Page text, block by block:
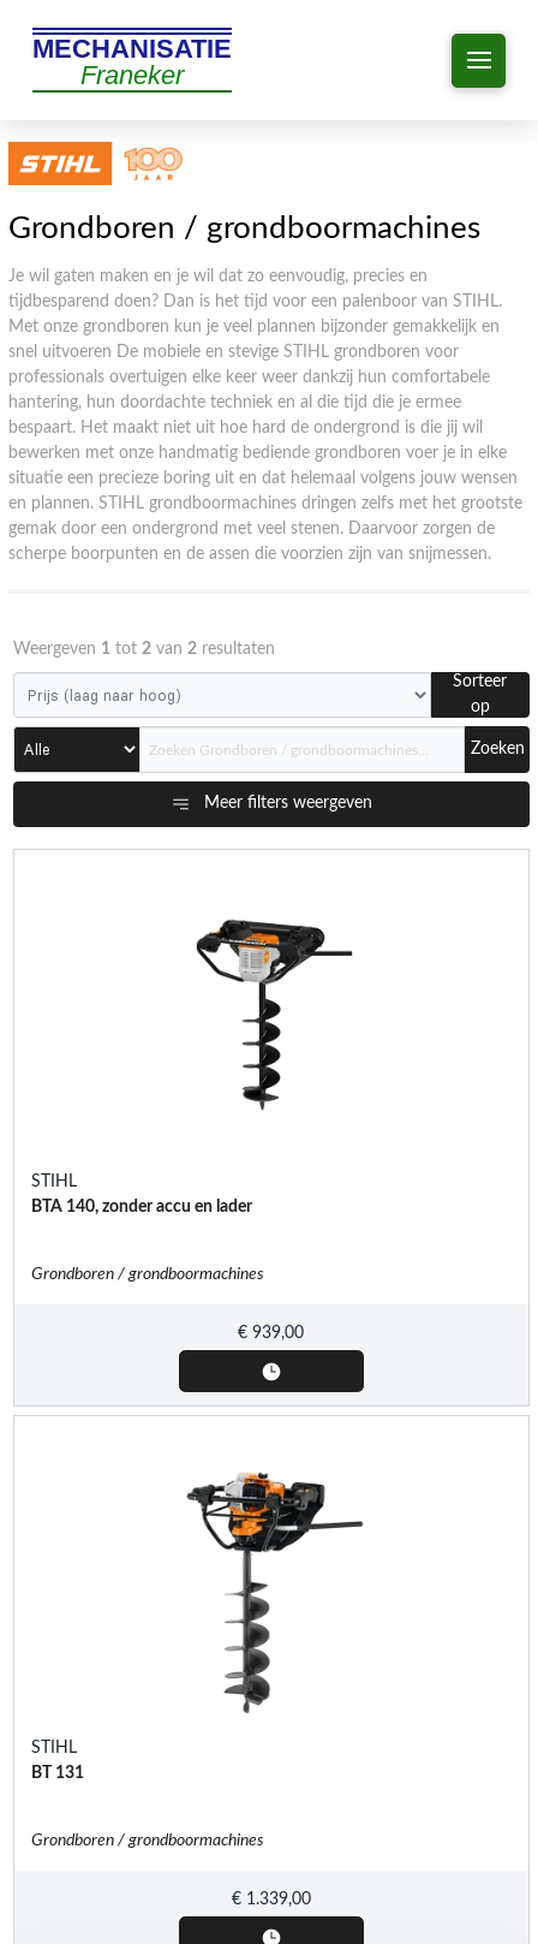
MECHANISATIE
Franeker
Grondboren / grondboormachines
Je wil gaten maken en je wil dat zo eenvoudig, precies en
tijdbesparend doen? Dan is het tijd voor een palenboor van STIHL.
Met onze grondboren kun je veel plannen bijzonder gemakkelijk en
snel uitvoeren De mobiele en stevige STIHL grondboren voor
professionals overtuigen elke keer weer dankzij hun comfortabele
hantering, hun doordachte techniek en al die tijd die je ermee
bespaart. Het maakt niet uit hoe hard de ondergrond is die jij wil
bewerken met onze handmatig bediende grondboren voer je in elke
situatie een precieze boring uit en dat helemaal volgens jouw wensen
en plannen. STIHL grondboormachines dringen zelfs met het grootste
gemak door een ondergrond met veel stenen. Daarvoor zorgen de
scherpe boorpunten en de assen die voorzien zijn van snijmessen.
Weergeven 1tot 2van 2resultaten
Sorteer
op
Zoeken
Meer filters weergeven
STIHL
BTA 140, zonder accu en lader
Grondboren / grondboormachines
€ 939,00
STIHL
BT 131
Grondboren / grondboormachines
€1.339,00